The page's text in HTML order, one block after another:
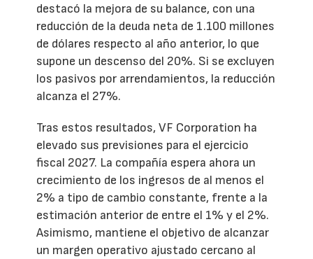
destacó la mejora de su balance, con una
reducción de la deuda neta de 1.100 millones
de dólares respecto al año anterior, lo que
supone un descenso del 20%. Si se excluyen
los pasivos por arrendamientos, la reducción
alcanza el 27%.
Tras estos resultados, VF Corporation ha
elevado sus previsiones para el ejercicio
fiscal 2027. La compañía espera ahora un
crecimiento de los ingresos de al menos el
2% a tipo de cambio constante, frente a la
estimación anterior de entre el 1% y el 2%.
Asimismo, mantiene el objetivo de alcanzar
un margen operativo ajustado cercano al